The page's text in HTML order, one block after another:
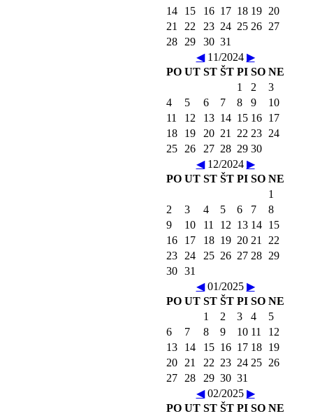
14
15 16 17 18 19 20
21
22 23 24 25 26 27
28
29 30 31
◀11/2024 ▶
PO UT ST ŠT PI SO NE
1
2
3
4
5 6 7 8 9
10
11
12 13 14 15 16 17
18
19 20 21 22 23 24
25
26 27 28 29 30
◀12/2024 ▶
PO UT ST ŠT PI SO NE
1
2
3 4 5 6 7
8
9
10 11 12 13 14 15
16
17 18 19 20 21
22
23
24 25 26 27 28 29
30 31
◀01/2025 ▶
PO UT ST ŠT PI SO NE
1
2 3 4
5
6
7 8 9 10 11
12
13
14 15 16 17 18 19
20
21 22 23 24 25 26
27
28 29 30 31
◀02/2025 ▶
PO UT ST ŠT PI SO NE